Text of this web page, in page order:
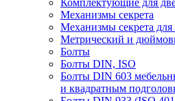
Комплектующие для
Механизмы секрета
Механизмы секрета для
Метрический и
Болты
Болты DIN, ISO
Болты DIN 603
и квадратным